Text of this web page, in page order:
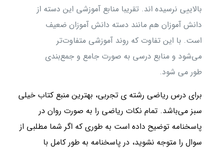
بالاییی نرسیده اند. تقریبا منابع آموزشی این دسته از
دانش آموزان هم مانند دسته دانش آموزان ضعیف
است. با این تفاوت که روند آموزشی متفاوت‌تر
می‌شود و منابع درسی به صورت جامع و جمع‌بندی
طور می شود.
برای درس ریاضی رشته ی تجربی، بهترین منبع کتاب خیلی
سبز می‌باشد. تمام نکات ریاضی را به صورت روان در
پاسخنامه توضیح داده است به طوری که اگر شما مطلبی از
سوال را متوجه نشوید، در پاسخنامه به طور کامل با